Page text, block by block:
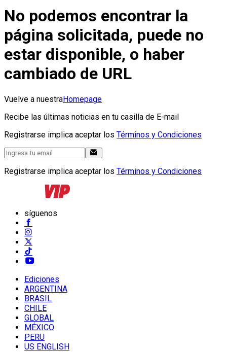
No podemos encontrar la
página solicitada, puede no
estar disponible, o haber
cambiado de URL
Vuelve a nuestraHomepage
Recibe las últimas noticias en tu casilla de E-mail
Registrarse implica aceptar los Términos y Condiciones
Registrarse implica aceptar los Términos y Condiciones
síguenos
Ediciones
ARGENTINA
BRASIL
CHILE
GLOBAL
MÉXICO
PERU
US ENGLISH